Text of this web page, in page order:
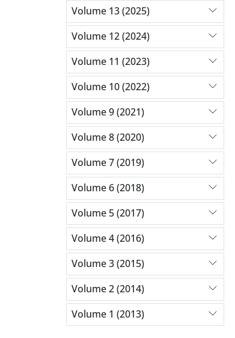
Volume 13 (2025)
Volume 12 (2024)
Volume 11 (2023)
Volume 10 (2022)
Volume 9 (2021)
Volume 8 (2020)
Volume 7 (2019)
Volume 6 (2018)
Volume 5 (2017)
Volume 4 (2016)
Volume 3 (2015)
Volume 2 (2014)
Volume 1 (2013)